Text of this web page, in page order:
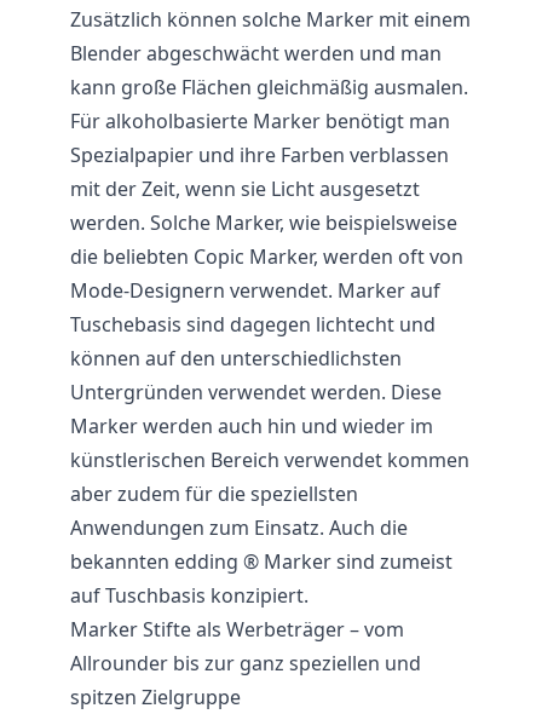
Zusätzlich können solche Marker mit einem
Blender abgeschwächt werden und man
kann große Flächen gleichmäßig ausmalen.
Für alkoholbasierte Marker benötigt man
Spezialpapier und ihre Farben verblassen
mit der Zeit, wenn sie Licht ausgesetzt
werden. Solche Marker, wie beispielsweise
die beliebten Copic Marker, werden oft von
Mode-Designern verwendet. Marker auf
Tuschebasis sind dagegen lichtecht und
können auf den unterschiedlichsten
Untergründen verwendet werden. Diese
Marker werden auch hin und wieder im
künstlerischen Bereich verwendet kommen
aber zudem für die speziellsten
Anwendungen zum Einsatz. Auch die
bekannten edding ® Marker sind zumeist
auf Tuschbasis konzipiert.
Marker Stifte als Werbeträger – vom
Allrounder bis zur ganz speziellen und
spitzen Zielgruppe